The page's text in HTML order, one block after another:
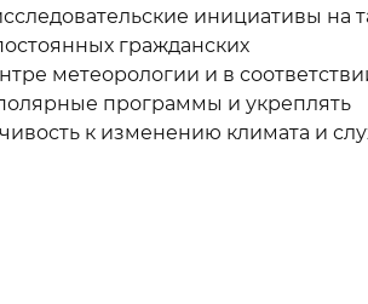
инициативы на
гражданских
метеорологии и в
программы и укреплять
к изменению климата и